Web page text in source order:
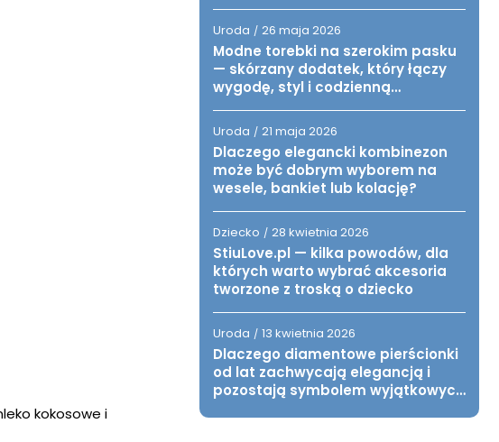
kokosowe i
Uroda / 26 maja 2026
Modne torebki na szerokim pasku
— skórzany dodatek, który łączy
wygodę, styl i codzienną
Uroda / 21 maja 2026
Dlaczego elegancki kombinezon
może być dobrym wyborem na
wesele, bankiet lub kolację?
Dziecko / 28 kwietnia 2026
StiuLove.pl — kilka powodów, dla
których warto wybrać akcesoria
tworzone z troską o dziecko
Uroda / 13 kwietnia 2026
Dlaczego diamentowe pierścionki
od lat zachwycają elegancją i
pozostają symbolem wyjątkowych